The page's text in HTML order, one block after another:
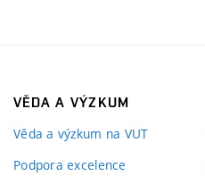
VĚDA A VÝZKUM
Věda a výzkum na VUT
Podpora excelence